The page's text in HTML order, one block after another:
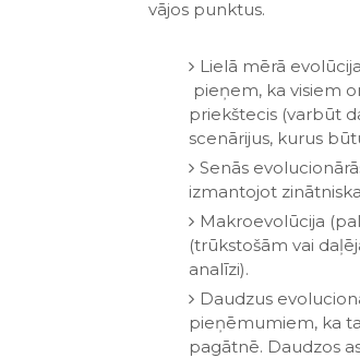
vājos punktus.
Lielā mērā
pieņem, ka visiem
priekštecis (varbūt
scenārijus, kurus
Senās
izmantojot
Makroevolūcija
(trūkstošām vai
analīzi).
Daudzus
pieņēmumiem, ka
pagātnē. Daudzos